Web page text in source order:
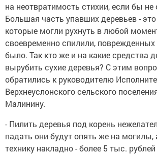
на неотвратимость стихии, если бы
Большая часть упавших деревьев -
которые могли рухнуть в любой
своевременно спилили,
было. Так кто же и на какие средства
вырубить сухие деревья? С этим
обратились к руководителю
Верхнеуслонского сельского
Малинину.
- Пилить деревья под корень
падать они будут опять же на могилы,
технику накладно - более 5 тыс.